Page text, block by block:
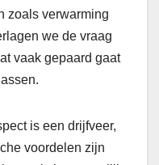
zoals verwarming
we de vraag
vaak gepaard gaat
is een drijfveer,
voordelen zijn